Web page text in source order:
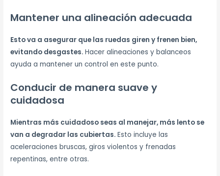
Mantener una alineación adecuada
Esto va a asegurar que las ruedas giren y frenen bien,
evitando desgastes.Hacer alineaciones y balanceos
ayuda a mantener un control en este punto.
Conducir de manera suave y
cuidadosa
Mientras más cuidadoso seas al manejar, más lento se
van a degradar las cubiertas.Esto incluye las
aceleraciones bruscas, giros violentos y frenadas
repentinas, entre otras.